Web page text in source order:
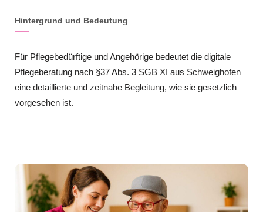
Hintergrund und Bedeutung
Für Pflegebedürftige und Angehörige bedeutet die digitale
Pflegeberatung nach §37 Abs. 3 SGB XI aus Schweighofen
eine detaillierte und zeitnahe Begleitung, wie sie gesetzlich
vorgesehen ist.